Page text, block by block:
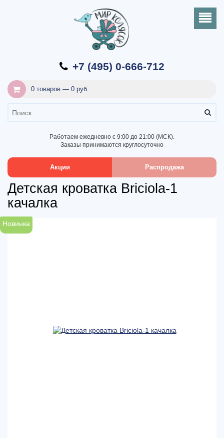
+7 (495) 0-666-712
0 товаров — 0 руб.
Работаем ежедневно с 9:00 до 21:00 (МСК).
Заказы принимаются круглосуточно
Акции Распродажа
Детская кроватка Briciola-1
качалка
Новинка